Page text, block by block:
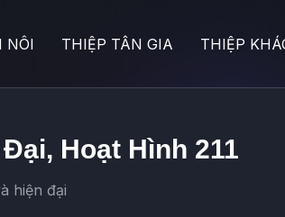
NÔI THIỆP TÂN GIA THIỆP
Hoạt Hình 211
hiện đại